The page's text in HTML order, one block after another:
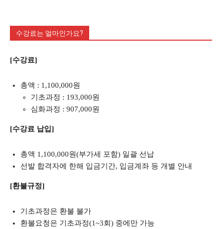
수강료는 얼마인가요?
[수강료]
총액 : 1,100,000원
기초과정 : 193,000원
심화과정 : 907,000원
[수강료 납입]
총액 1,100,000원(부가세 포함) 일괄 선납
선발 합격자에 한해 입금기간, 입금계좌 등 개별 안내
[환불규정]
기초과정은 환불 불가
환불요청은 기초과정(1~3회) 중에만 가능